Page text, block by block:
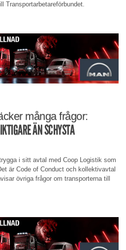
Transportarbetareförbundet.
många frågor:
ÄN SCHYSTA
i sitt avtal med Coop Logistik som
är Code of Conduct och kollektivavtal
övriga frågor om transporterna till